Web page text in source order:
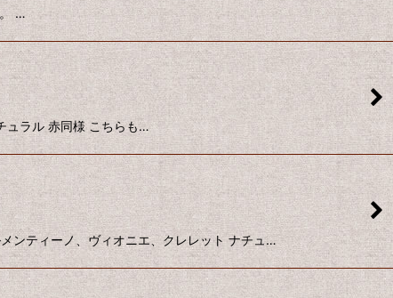
…
ュラル 赤同様 こちらも…
ンティーノ、ヴィオニエ、クレレット ナチュ…